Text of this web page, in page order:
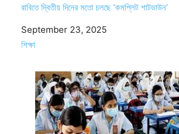
রাবিতে দ্বিতীয় দিনের মতো চলছে ‘কমপ্লিট শাটডাউন’
Date
September 23, 2025
In relation to
শিক্ষা